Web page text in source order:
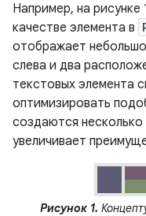
Например, на рисунке
качестве элемента в
отображает
слева и два
текстовых элемента
оптимизировать
создаются несколько
увеличивает
Рисунок 1.